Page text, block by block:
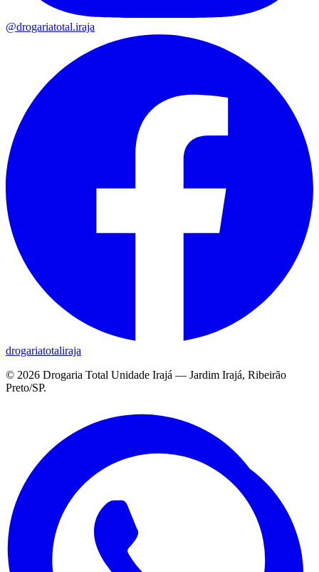
@drogariatotal.iraja
drogariatotaliraja
© 2026 Drogaria Total Unidade Irajá — Jardim Irajá, Ribeirão
Preto/SP.